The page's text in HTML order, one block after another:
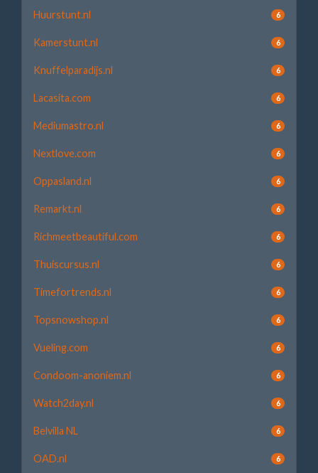
Huurstunt.nl 6
Kamerstunt.nl 6
Knuffelparadijs.nl 6
Lacasita.com 6
Mediumastro.nl 6
Nextlove.com 6
Oppasland.nl 6
Remarkt.nl 6
Richmeetbeautiful.com 6
Thuiscursus.nl 6
Timefortrends.nl 6
Topsnowshop.nl 6
Vueling.com 6
Condoom-anoniem.nl 6
Watch2day.nl 6
Belvilla NL 6
OAD.nl 6